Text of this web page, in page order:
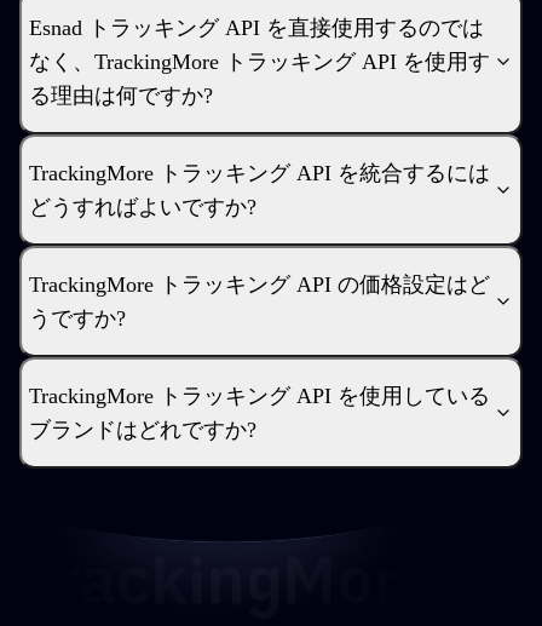
Esnad トラッキング API を直接使用するのでは
なく、TrackingMore トラッキング API を使用す
る理由は何ですか?
TrackingMore トラッキング API を統合するには
どうすればよいですか?
TrackingMore トラッキング API の価格設定はど
うですか?
TrackingMore トラッキング API を使用している
ブランドはどれですか?